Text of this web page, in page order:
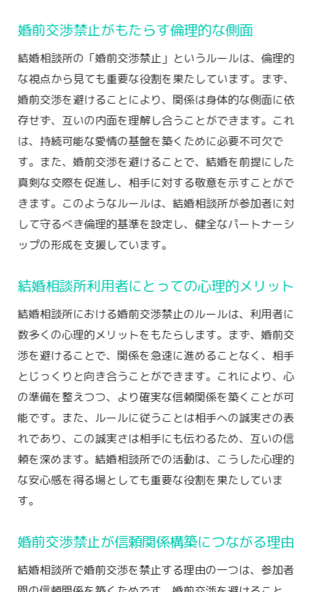
結婚相談所での信頼関係と婚前交渉の関係
婚前交渉禁止が信頼感を向上させる方法
結婚相談所が婚前交渉を禁止する理由は長続き
する結婚の秘訣
長続きする結婚のための婚前交渉禁止の重
要性
結婚相談所での長期的関係構築の視点
婚前交渉禁止が結婚生活に与える影響
結婚相談所での婚前交渉禁止が示す未来へ
の備え
体験
婚前交渉禁止が結婚の質を高める理由
婚前交渉禁止が示す結婚相談所での相手への敬
意の重要性
相手への敬意を示す婚前交渉禁止の意義
結婚相談所での婚前交渉禁止と敬意の関係
婚前交渉禁止が結婚相談所での尊重を育む
理由
敬意を持った関係構築のための婚前交渉禁
止
相手への敬意が結婚相談所での活動に与え
結婚相談所でのルールを守ることがもたらす確
婚前交渉禁止がもたらす倫理的な側面
結婚相談所の「婚前交渉禁止」というルールは、倫理的
な視点から見ても重要な役割を果たしています。まず、
婚前交渉を避けることにより、関係は身体的な側面に依
存せず、互いの内面を理解し合うことができます。これ
は、持続可能な愛情の基盤を築くために必要不可欠で
す。また、婚前交渉を避けることで、結婚を前提にした
真剣な交際を促進し、相手に対する敬意を示すことがで
きます。このようなルールは、結婚相談所が参加者に対
して守るべき倫理的基準を設定し、健全なパートナーシ
ップの形成を支援しています。
結婚相談所利用者にとっての心理的メリット
結婚相談所における婚前交渉禁止のルールは、利用者に
数多くの心理的メリットをもたらします。まず、婚前交
渉を避けることで、関係を急速に進めることなく、相手
とじっくりと向き合うことができます。これにより、心
の準備を整えつつ、より確実な信頼関係を築くことが可
能です。また、ルールに従うことは相手への誠実さの表
れであり、この誠実さは相手にも伝わるため、互いの信
頼を深めます。結婚相談所での活動は、こうした心理的
な安心感を得る場としても重要な役割を果たしていま
す。
婚前交渉禁止が信頼関係構築につながる理由
結婚相談所で婚前交渉を禁止する理由の一つは、参加者